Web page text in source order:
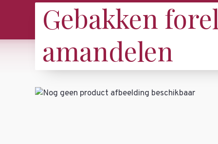
Gebakken
amandelen